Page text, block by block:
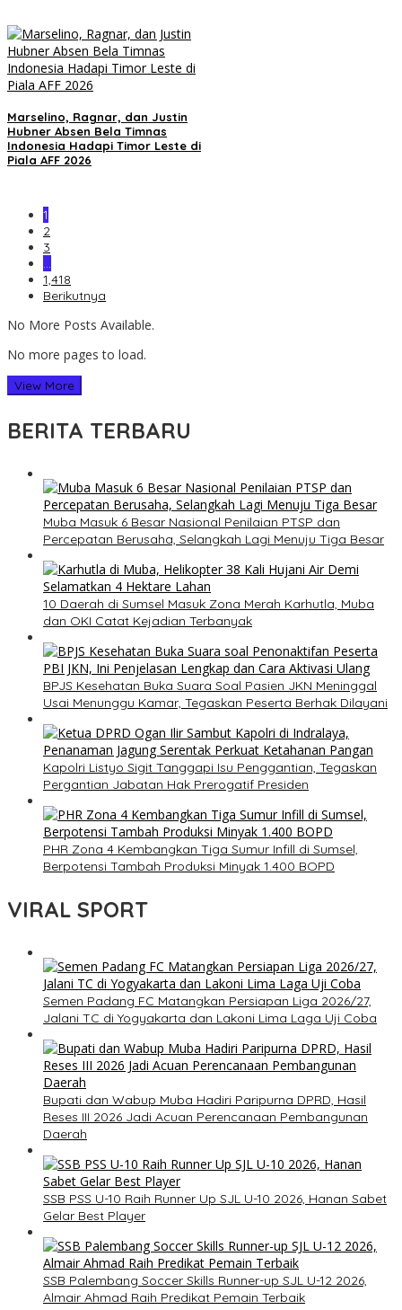
Marselino, Ragnar, dan Justin
Hubner Absen Bela Timnas
Indonesia Hadapi Timor Leste di
Piala AFF 2026
1
2
3
…
1,418
Berikutnya
No More Posts Available.
No more pages to load.
View More
BERITA TERBARU
Muba Masuk 6 Besar Nasional Penilaian PTSP dan
Percepatan Berusaha, Selangkah Lagi Menuju Tiga Besar
10 Daerah di Sumsel Masuk Zona Merah Karhutla, Muba
dan OKI Catat Kejadian Terbanyak
BPJS Kesehatan Buka Suara Soal Pasien JKN Meninggal
Usai Menunggu Kamar, Tegaskan Peserta Berhak Dilayani
Kapolri Listyo Sigit Tanggapi Isu Penggantian, Tegaskan
Pergantian Jabatan Hak Prerogatif Presiden
PHR Zona 4 Kembangkan Tiga Sumur Infill di Sumsel,
Berpotensi Tambah Produksi Minyak 1.400 BOPD
VIRAL SPORT
Semen Padang FC Matangkan Persiapan Liga 2026/27,
Jalani TC di Yogyakarta dan Lakoni Lima Laga Uji Coba
Bupati dan Wabup Muba Hadiri Paripurna DPRD, Hasil
Reses III 2026 Jadi Acuan Perencanaan Pembangunan
Daerah
SSB PSS U-10 Raih Runner Up SJL U-10 2026, Hanan Sabet
Gelar Best Player
SSB Palembang Soccer Skills Runner-up SJL U-12 2026,
Almair Ahmad Raih Predikat Pemain Terbaik